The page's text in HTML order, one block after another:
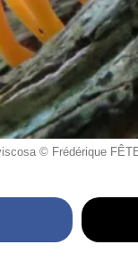
© Frédérique